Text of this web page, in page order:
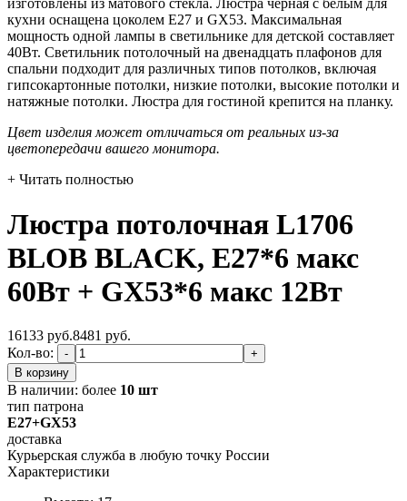
изготовлены из матового стекла. Люстра черная с белым для
кухни оснащена цоколем Е27 и GX53. Максимальная
мощность одной лампы в светильнике для детской составляет
40Вт. Светильник потолочный на двенадцать плафонов для
спальни подходит для различных типов потолков, включая
гипсокартонные потолки, низкие потолки, высокие потолки и
натяжные потолки. Люстра для гостиной крепится на планку.
Цвет изделия может отличаться от реальных из-за
цветопередачи вашего монитора.
+ Читать полностью
Люстра потолочная L1706
BLOB BLACK, E27*6 макс
60Вт + GX53*6 макс 12Вт
16133 руб.8481 руб.
Кол-во:
-
+
В корзину
В наличии: более 10 шт
тип патрона
E27+GX53
доставка
Курьерская служба в любую точку России
Характеристики